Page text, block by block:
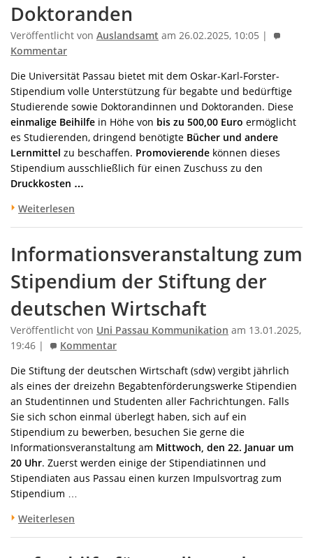
Doktoranden
Veröffentlicht von Auslandsamt am 26.02.2025, 10:05 |
Kommentar
Die Universität Passau bietet mit dem Oskar-Karl-Forster-
Stipendium volle Unterstützung für begabte und bedürftige
Studierende sowie Doktorandinnen und Doktoranden. Diese
einmalige Beihilfe in Höhe von bis zu 500,00 Euro ermöglicht
es Studierenden, dringend benötigte Bücher und andere
Lernmittel zu beschaffen. Promovierende können dieses
Stipendium ausschließlich für einen Zuschuss zu den
Druckkosten …
Weiterlesen
Informationsveranstaltung zum
Stipendium der Stiftung der
deutschen Wirtschaft
Veröffentlicht von Uni Passau Kommunikation am 13.01.2025,
19:46 |
Kommentar
Die Stiftung der deutschen Wirtschaft (sdw) vergibt jährlich
als eines der dreizehn Begabtenförderungswerke Stipendien
an Studentinnen und Studenten aller Fachrichtungen. Falls
Sie sich schon einmal überlegt haben, sich auf ein
Stipendium zu bewerben, besuchen Sie gerne die
Informationsveranstaltung am Mittwoch, den 22. Januar um
20 Uhr. Zuerst werden einige der Stipendiatinnen und
Stipendiaten aus Passau einen kurzen Impulsvortrag zum
Stipendium …
Weiterlesen